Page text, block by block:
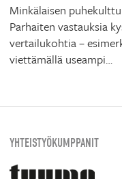
Minkälaisen
Parhaiten vastauksia
vertailukohtia –
viettämällä useampi…
YHTEISTYÖKUMPPANIT